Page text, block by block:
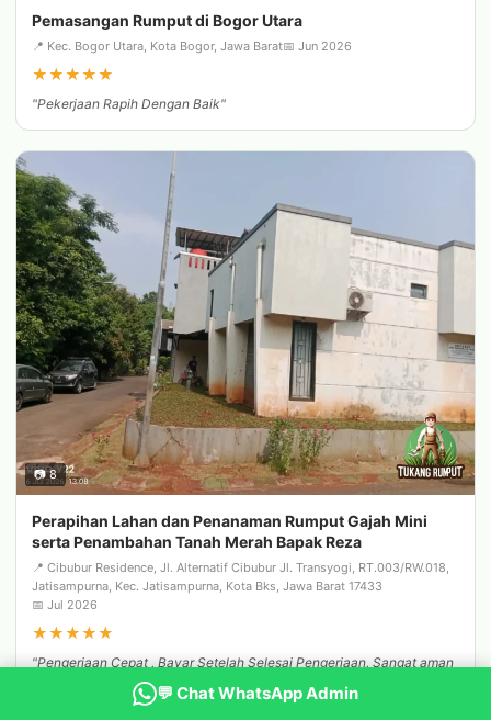
Pemasangan Rumput di Bogor Utara
📍 Kec. Bogor Utara, Kota Bogor, Jawa Barat📅 Jun 2026
★★★★★
"Pekerjaan Rapih Dengan Baik"
📷 8
Perapihan Lahan dan Penanaman Rumput Gajah Mini
serta Penambahan Tanah Merah Bapak Reza
📍 Cibubur Residence, Jl. Alternatif Cibubur Jl. Transyogi, RT.003/RW.018,
Jatisampurna, Kec. Jatisampurna, Kota Bks, Jawa Barat 17433
📅 Jul 2026
★★★★★
"Pengerjaan Cepat , Bayar Setelah Selesai Pengerjaan, Sangat aman
transaksi dengan tukang..."💬 Chat WhatsApp Admin